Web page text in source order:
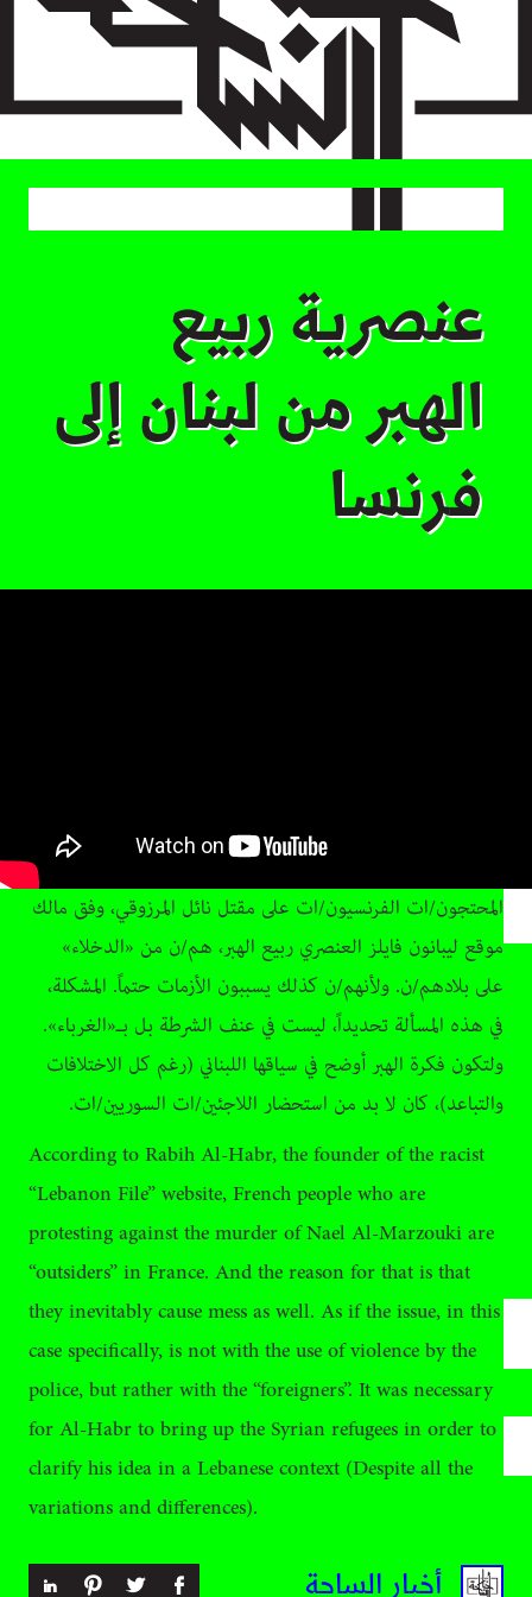
main
عنصرية ربيع
الهبر من لبنان إلى
فرنسا
المحتجون/ات الفرنسيون/ات على مقتل نائل المرزوقي، وفق مالك
موقع ليبانون فايلز العنصري ربيع الهبر، هم/ن من «الدخلاء»
على بلادهم/ن. ولأنهم/ن كذلك يسببون الأزمات حتماً. المشكلة،
في هذه المسألة تحديداً، ليست في عنف الشرطة بل بـ«الغرباء».
ولتكون فكرة الهبر أوضح في سياقها اللبناني (رغم كل الاختلافات
والتباعد)، كان لا بد من استحضار اللاجئين/ات السوريين/ات.
According to Rabih Al-Habr, the founder of the racist
“Lebanon File” website, French people who are
protesting against the murder of Nael Al-Marzouki are
“outsiders” in France. And the reason for that is that
they inevitably cause mess as well. As if the issue, in this
case specifically, is not with the use of violence by the
police, but rather with the “foreigners”. It was necessary
for Al-Habr to bring up the Syrian refugees in order to
clarify his idea in a Lebanese context (Despite all the
variations and differences).
أخبار الساحة